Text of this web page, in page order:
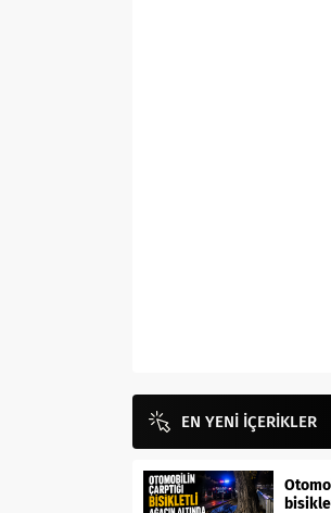
EN YENİ İÇERİKLER